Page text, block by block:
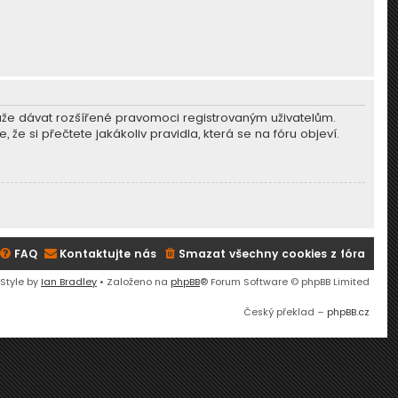
dávat rozšířené pravomoci registrovaným uživatelům.
že si přečtete jakákoliv pravidla, která se na fóru objeví.
Smazat všechny cookies z fóra
Kontaktujte nás
FAQ
by Ian Bradley • Založeno na phpBB® Forum Software © phpBB Limited
Český překlad – phpBB.cz